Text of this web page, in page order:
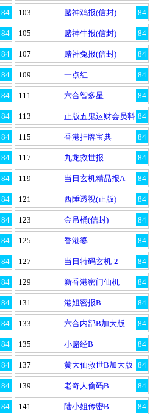
84 84
103 赌神鸡报(信封)
84 84
105 赌神牛报(信封)
84 84
107 赌神兔报(信封)
84 84
109 一点红
84 84
111 六合智多星
84 84
113 正版五鬼运财会员料
84 84
115 香港挂牌宝典
84 84
117 九龙救世报
84 84
119 当日玄机精品报A
84 84
121 西陲透视(正版)
84 84
123 金吊桶(信封)
84 84
125 香港婆
84 84
127 当日特码玄机-2
84 84
129 新香港密门仙机
84 84
131 港姐密报B
84 84
133 六合内部B加大版
84 84
135 小赌经B
84 84
137 黄大仙救世B加大版
84 84
139 老奇人偷码B
84 84
141 陆小姐传密B